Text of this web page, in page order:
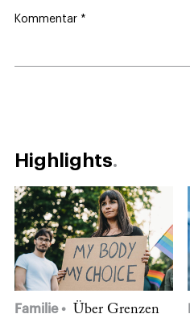
Kommentar *
Highlights
Familie
Über Grenzen